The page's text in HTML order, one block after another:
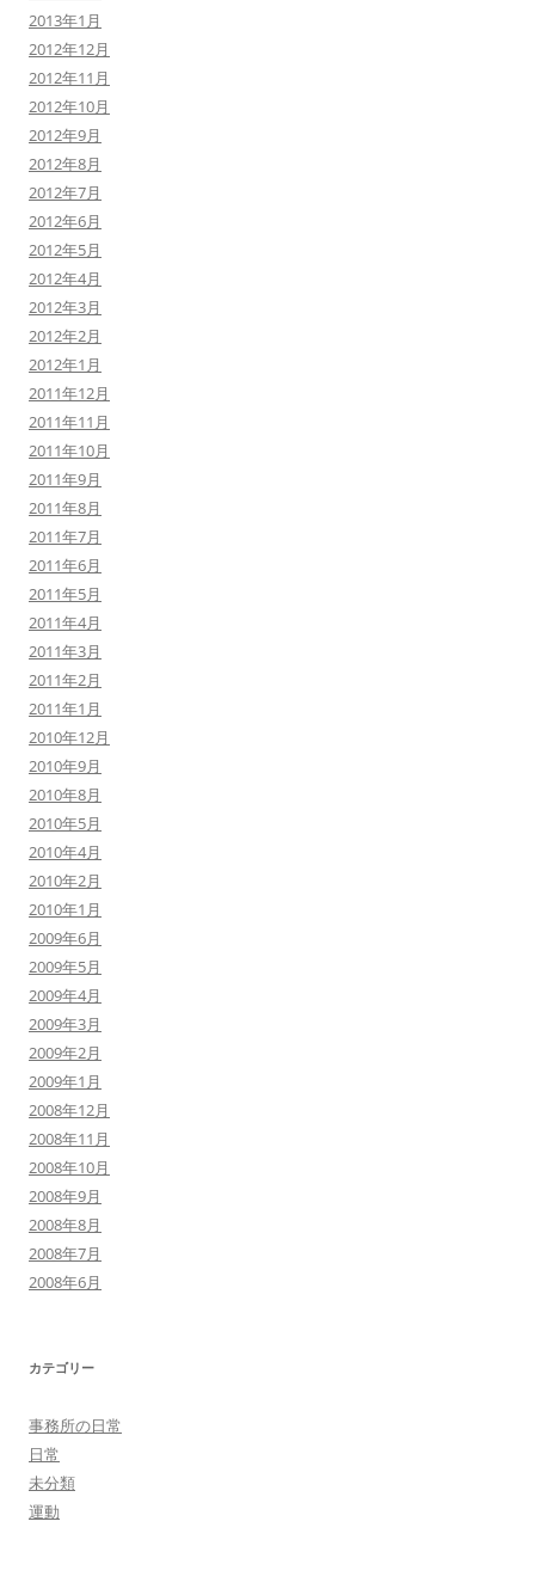
2013年1月
2012年12月
2012年11月
2012年10月
2012年9月
2012年8月
2012年7月
2012年6月
2012年5月
2012年4月
2012年3月
2012年2月
2012年1月
2011年12月
2011年11月
2011年10月
2011年9月
2011年8月
2011年7月
2011年6月
2011年5月
2011年4月
2011年3月
2011年2月
2011年1月
2010年12月
2010年9月
2010年8月
2010年5月
2010年4月
2010年2月
2010年1月
2009年6月
2009年5月
2009年4月
2009年3月
2009年2月
2009年1月
2008年12月
2008年11月
2008年10月
2008年9月
2008年8月
2008年7月
2008年6月
カテゴリー
事務所の日常
日常
未分類
運動